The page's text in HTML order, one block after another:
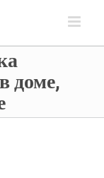
доме,